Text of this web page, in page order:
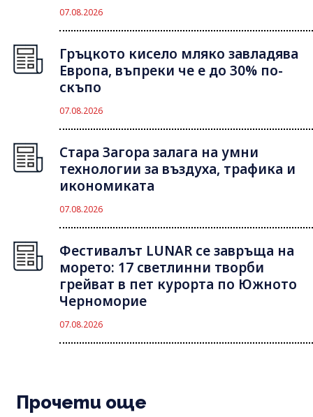
07.08.2026
Гръцкото кисело мляко завладява
Европа, въпреки че е до 30% по-
скъпо
07.08.2026
Стара Загора залага на умни
технологии за въздуха, трафика и
икономиката
07.08.2026
Фестивалът LUNAR се завръща на
морето: 17 светлинни творби
грейват в пет курорта по Южното
Черноморие
07.08.2026
Прочети още